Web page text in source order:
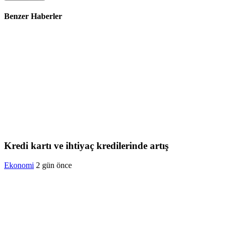
Benzer Haberler
Kredi kartı ve ihtiyaç kredilerinde artış
Ekonomi 2 gün önce